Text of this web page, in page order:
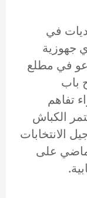
في
جهوزية
في مطلع
باب
تفاهم
الكباش
الانتخابات
على